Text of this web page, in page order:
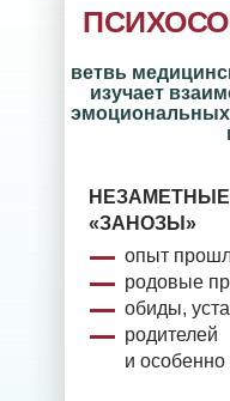
ветвь
изучает
опыт
родовые
обиды,
родителей
и
«ЗАНОЗЫ»